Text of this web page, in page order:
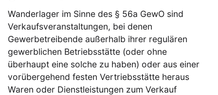
Wanderlager im Sinne des § 56a GewO sind
Verkaufsveranstaltungen, bei denen
Gewerbetreibende außerhalb ihrer regulären
gewerblichen Betriebsstätte (oder ohne
überhaupt eine solche zu haben) oder aus einer
vorübergehend festen Vertriebsstätte heraus
Waren oder Dienstleistungen zum Verkauf